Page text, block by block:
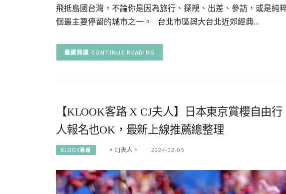
飛抵島國台灣，不論你是因為旅行、探親、出差、參訪，或是純
個最主要停留的城市之一。 台北市區與大台北近郊經典…
CONTINUE READING
【KLOOK客路 X CJ夫人】日本東京賞櫻自由
人報名也OK，最新上線推薦總整理
KLOOK專題 。CJ夫人。 2024-02-05